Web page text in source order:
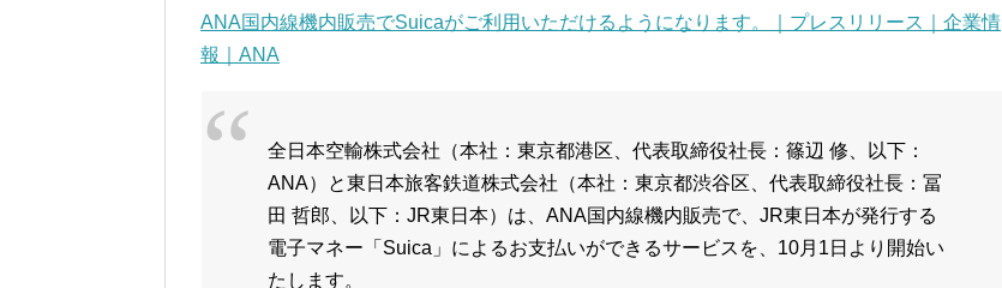
ANA国内線機内販売でSuicaがご利用いただけるようになります。｜プレスリリース｜企業情
報｜ANA
全日本空輸株式会社（本社：東京都港区、代表取締役社長：篠辺 修、以下：
ANA）と東日本旅客鉄道株式会社（本社：東京都渋谷区、代表取締役社長：冨
田 哲郎、以下：JR東日本）は、ANA国内線機内販売で、JR東日本が発行する
電子マネー「Suica」によるお支払いができるサービスを、10月1日より開始い
たします。